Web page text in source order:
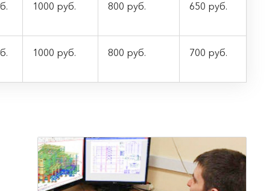
1000 руб. 800 руб. 650 руб.
1000 руб. 800 руб. 700 руб.